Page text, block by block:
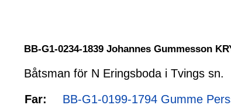
BB-G1-0234-1839 Johannes Gummesson
Båtsman för N Eringsboda i Tvings sn.
Far:
BB-G1-0199-1794 Gumme